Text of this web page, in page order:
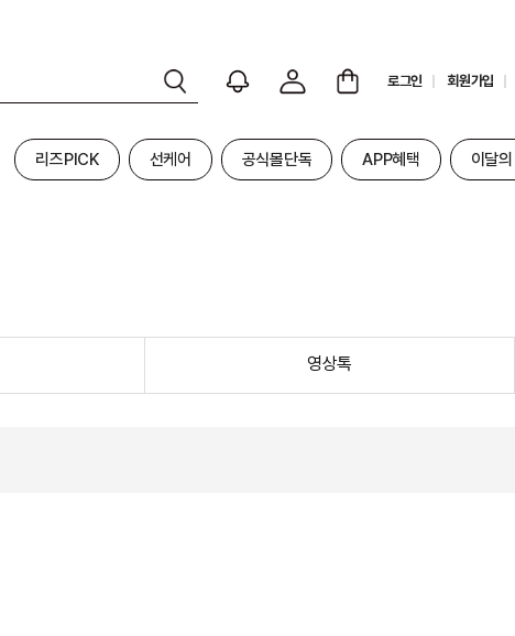
로그인 회원가입
리즈PICK 선케어 공식몰단독 APP혜택 이달
영상톡